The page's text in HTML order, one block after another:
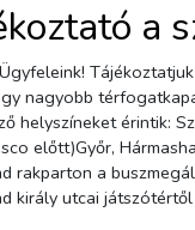
a
folytatjuk a szelektív hulladékgyűjtő szigetek fejlesztését, melynek fő
nagyobb
helyszíneket érintik:
előtt)Győr,
rakparton a
király utcai